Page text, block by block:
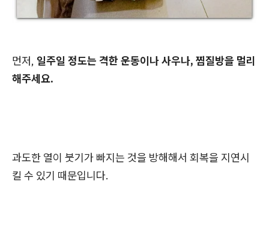
먼저, 일주일 정도는 격한 운동이나 사우나, 찜질방을 멀리
해주세요.
과도한 열이 붓기가 빠지는 것을 방해해서 회복을 지연시
킬 수 있기 때문입니다.